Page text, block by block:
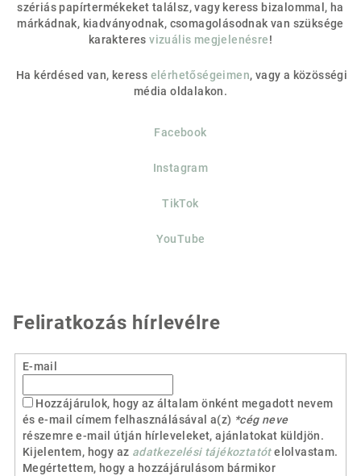
szériás papírtermékeket találsz, vagy keress bizalommal, ha
márkádnak, kiadványodnak, csomagolásodnak van szüksége
karakteresvizuális megjelenésre!
Ha kérdésed van, keress elérhetőségeimen, vagy a közösségi
média oldalakon.
Facebook
Instagram
TikTok
YouTube
Feliratkozás hírlevélre
E-mail
Hozzájárulok, hogy az általam önként megadott nevem
és e-mail címem felhasználásával a(z) *cég neve
részemre e-mail útján hírleveleket, ajánlatokat küldjön.
Kijelentem, hogy az adatkezelési tájékoztatót elolvastam.
Megértettem, hogy a hozzájárulásom bármikor